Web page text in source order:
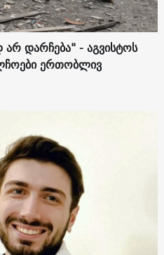
არ დარჩება" - აგვისტოს
ერთობლივ